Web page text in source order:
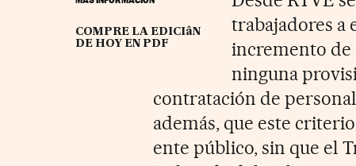
COMPRE LA EDICIâN
DE HOY EN PDF
trabajadores a
incremento de
ninguna
contratación de
además, que este
ente público, sin que el